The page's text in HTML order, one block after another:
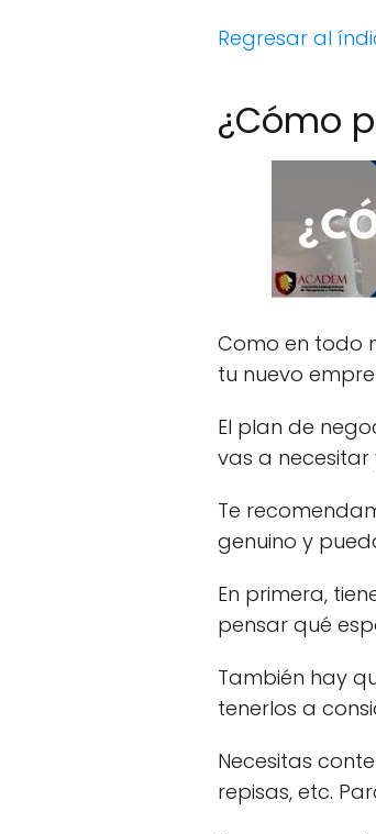
Regresar al
¿Cómo
Como en todo
tu nuevo
El plan de
vas a
Te
genuino y
En primera,
pensar qué
También hay
tenerlos a
Necesitas
repisas, etc.